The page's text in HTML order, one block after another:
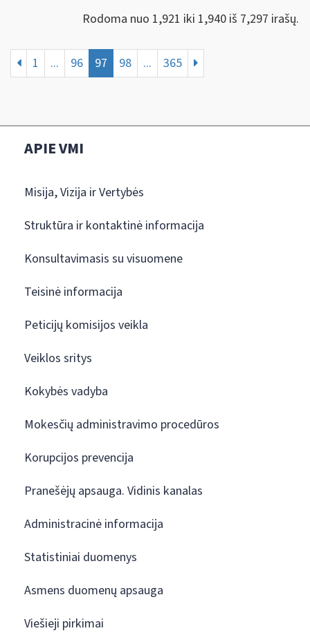
Rodoma nuo 1,921 iki 1,940 iš 7,297 irašų.
1 ... 96 97 98 ... 365
APIE VMI
Misija, Vizija ir Vertybės
Struktūra ir kontaktinė informacija
Konsultavimasis su visuomene
Teisinė informacija
Peticijų komisijos veikla
Veiklos sritys
Kokybės vadyba
Mokesčių administravimo procedūros
Korupcijos prevencija
Pranešėjų apsauga. Vidinis kanalas
Administracinė informacija
Statistiniai duomenys
Asmens duomenų apsauga
Viešieji pirkimai